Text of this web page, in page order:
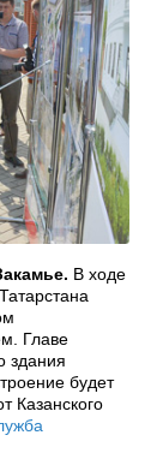
В ходе
Главе
здания
будет
Казанского